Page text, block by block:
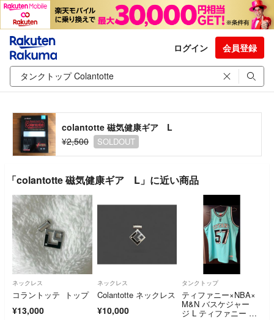
ログイン 会員登録
colantotte 磁気健康ギア L
¥2,500
SOLDOUT
「colantotte 磁気健康ギア L」に近い商品
ネックレス
コラントッテ トップ
¥13,000
ネックレス
Colantotte ネックレス
¥10,000
タンクトップ
ティファニー×NBA×
M&N バスケジャー
ジ L ティファニー タ